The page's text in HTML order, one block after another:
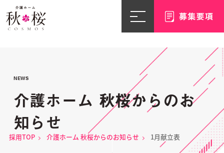
NEWS
介護ホーム 秋桜からのお
知らせ
採用TOP 介護ホーム 秋桜からのお知らせ 1月献立表